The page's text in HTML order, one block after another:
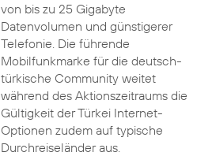
von bis zu 25 Gigabyte
Datenvolumen und günstigerer
Telefonie. Die führende
Mobilfunkmarke für die deutsch-
türkische Community weitet
während des Aktionszeitraums die
Gültigkeit der Türkei Internet-
Optionen zudem auf typische
Durchreiseländer aus.